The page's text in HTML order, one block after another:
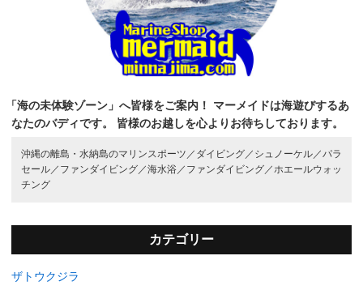
「海の未体験ゾーン」へ皆様をご案内！
マーメイドは海遊びするあ
なたのバディです。
皆様のお越しを心よりお待ちしております。
沖縄の離島・水納島のマリンスポーツ／ ダイビング／ シュノーケル／パラ
セール／ ファンダイビング／海水浴／ ファンダイビング／ホエールウォッ
チング
カテゴリー
ザトウクジラ